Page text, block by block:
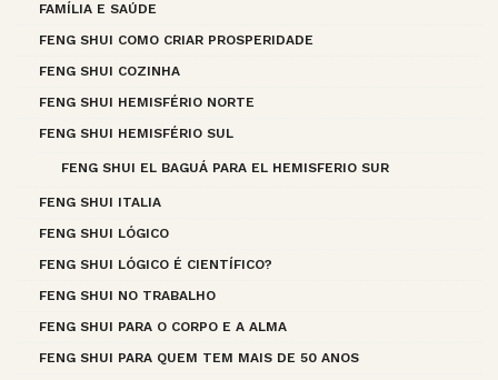
FAMÍLIA E SAÚDE
FENG SHUI COMO CRIAR PROSPERIDADE
FENG SHUI COZINHA
FENG SHUI HEMISFÉRIO NORTE
FENG SHUI HEMISFÉRIO SUL
FENG SHUI EL BAGUÁ PARA EL HEMISFERIO SUR
FENG SHUI ITALIA
FENG SHUI LÓGICO
FENG SHUI LÓGICO É CIENTÍFICO?
FENG SHUI NO TRABALHO
FENG SHUI PARA O CORPO E A ALMA
FENG SHUI PARA QUEM TEM MAIS DE 50 ANOS